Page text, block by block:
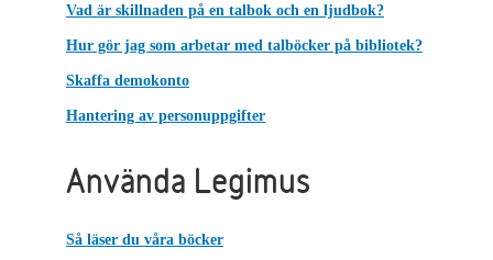
Vad är skillnaden på en talbok och en ljudbok?
Hur gör jag som arbetar med talböcker på bibliotek?
Skaffa demokonto
Hantering av personuppgifter
Använda Legimus
Så läser du våra böcker